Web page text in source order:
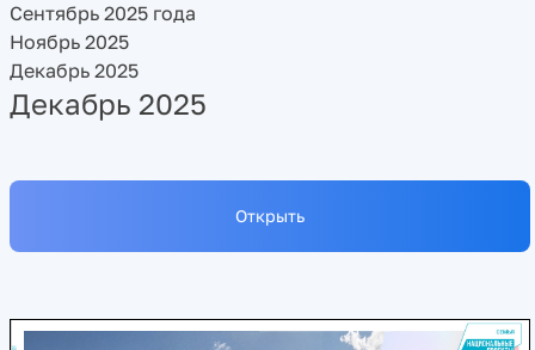
Сентябрь 2025 года
Ноябрь 2025
Декабрь 2025
Декабрь 2025
Открыть